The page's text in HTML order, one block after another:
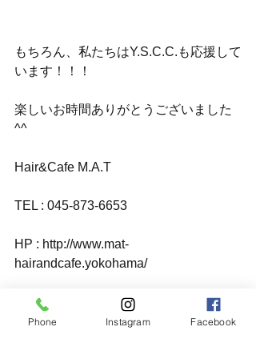
もちろん、私たちはY.S.C.C.も応援して
います！！！
楽しいお時間ありがとうございました
^^
Hair&Cafe M.A.T
TEL : 045-873-6653
HP : http://www.mat-
hairandcafe.yokohama/
MAIL : info@mat-hairandcafe.yokohama
Phone Instagram Facebook